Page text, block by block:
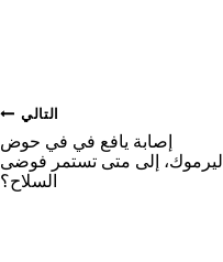
التالي
إصابة يافع في في حوض
اليرموك، إلى متى تستمر فوضى
السلاح؟